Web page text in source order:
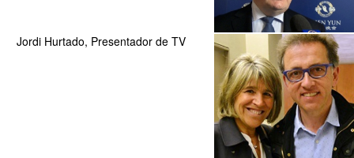
Jordi Hurtado, Presentador de TV